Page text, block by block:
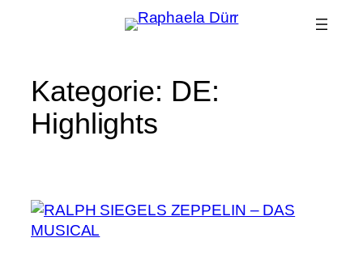
Kategorie: DE:
Highlights